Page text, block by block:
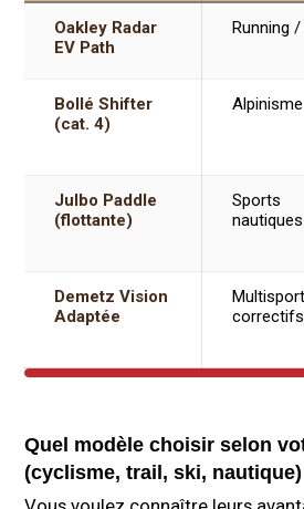
Oakley Radar
EV Path
Running /
Bollé Shifter
(cat. 4)
Alpinisme
Julbo Paddle
(flottante)
Sports
nautiques
Demetz Vision
Adaptée
correctifs
Quel modèle choisir selon
(cyclisme, trail, ski,